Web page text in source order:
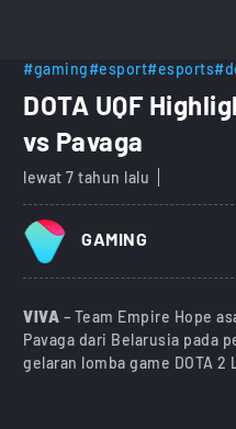
#gaming#esport#esports
DOTA UQF
vs Pavaga
lewat 7 tahun lalu
GAMING
VIVA – Team Empire Hope
Pavaga dari Belarusia pada
gelaran lomba game DOTA 2